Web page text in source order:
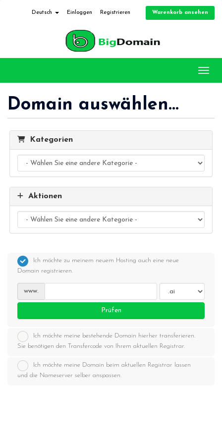
Deutsch Einloggen Registrieren Warenkorb ansehen
Domain auswählen...
Kategorien
Aktionen
Ich möchte zu meinem neuem Hosting auch eine neue
Domain registrieren.
www.
Prüfen
Ich möchte meine bestehende Domain hierher transferieren.
Sie benötigen den Transfercode von Ihrem aktuellen Registrar.
Ich möchte meine Domain beim aktuellen Registrar lassen
und die Nameserver selber anspassen.